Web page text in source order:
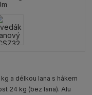
a délkou lana s hákem
24 kg (bez lana). Alu